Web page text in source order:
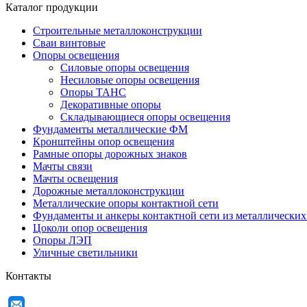
Каталог продукции
Строительные металлоконструкции
Сваи винтовые
Опоры освещения
Силовые опоры освещения
Несиловые опоры освещения
Опоры ТАНС
Декоративные опоры
Складывающиеся опоры освещения
Фундаменты металлические ФМ
Кронштейны опор освещения
Рамные опоры дорожных знаков
Мачты связи
Мачты освещения
Дорожные металлоконструкции
Металлические опоры контактной сети
Фундаменты и анкеры контактной сети из
Цоколи опор освещения
Опоры ЛЭП
Уличные светильники
Контакты